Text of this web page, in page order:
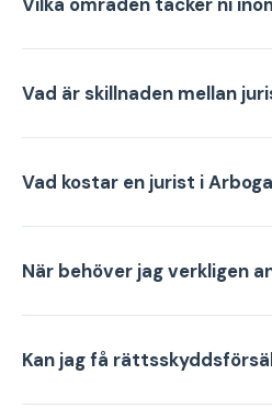
Vad är skillnaden mellan
Vad kostar en jurist i
När behöver jag verkligen
Kan jag få